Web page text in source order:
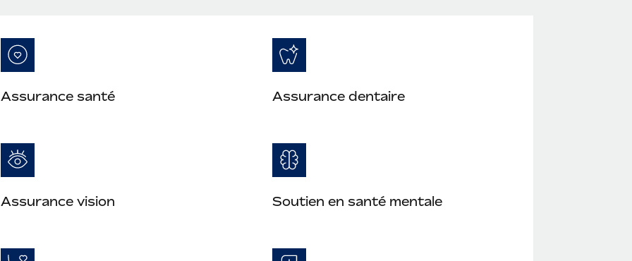
Assurance santé Assurance dentaire
Assurance vision Soutien en santé mentale